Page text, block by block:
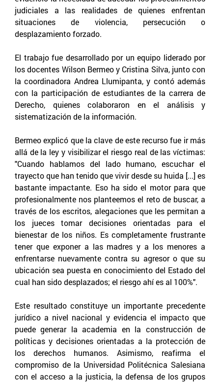
judiciales a las realidades de quienes enfrentan
situaciones de violencia, persecución o
desplazamiento forzado.
El trabajo fue desarrollado por un equipo liderado por
los docentes Wilson Bermeo y Cristina Silva, junto con
la coordinadora Andrea Llumipanta, y contó además
con la participación de estudiantes de la carrera de
Derecho, quienes colaboraron en el análisis y
sistematización de la información.
Bermeo explicó que la clave de este recurso fue ir más
allá de la ley y visibilizar el riesgo real de las víctimas:
"Cuando hablamos del lado humano, escuchar el
trayecto que han tenido que vivir desde su huida [...] es
bastante impactante. Eso ha sido el motor para que
profesionalmente nos planteemos el reto de buscar, a
través de los escritos, alegaciones que les permitan a
los jueces tomar decisiones orientadas para el
bienestar de los niños. Es completamente frustrante
tener que exponer a las madres y a los menores a
enfrentarse nuevamente contra su agresor o que su
ubicación sea puesta en conocimiento del Estado del
cual han sido desplazados; el riesgo ahí es al 100%".
Este resultado constituye un importante precedente
jurídico a nivel nacional y evidencia el impacto que
puede generar la academia en la construcción de
políticas y decisiones orientadas a la protección de
los derechos humanos. Asimismo, reafirma el
compromiso de la Universidad Politécnica Salesiana
con el acceso a la justicia, la defensa de los grupos